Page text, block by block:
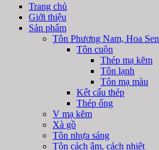
Trang chủ
Giới thiệu
Sản phẩm
Tôn Phương Nam, Hoa Sen
Tôn cuộn
Thép mạ kẽm
Tôn lạnh
Tôn mạ màu
Kết cấu thép
Thép ống
V mạ kẽm
Xà gồ
Tôn nhựa sáng
Tôn cách âm, cách nhiệt